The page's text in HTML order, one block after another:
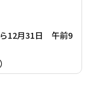
ら12月31日 午前9